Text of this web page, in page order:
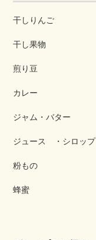
干しりんご
干し果物
煎り豆
カレー
ジャム・バター
ジュース ・シロップ
粉もの
蜂蜜